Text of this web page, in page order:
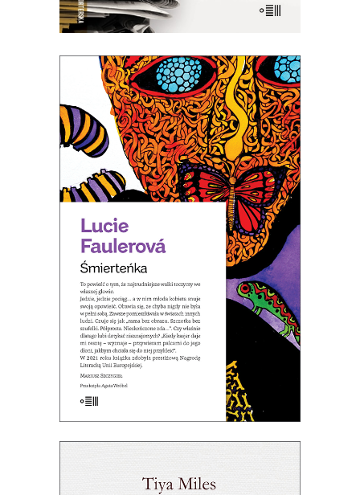
[EBOOK] ŚMIERTEŃKA
To powieść o tym, że najtrudniejsze
walki toczymy we własnej głowie.
43.00zł zł
E-BOOK DO KOSZYKA